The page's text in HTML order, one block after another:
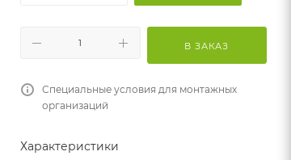
В ЗАКАЗ
Специальные условия для монтажных
организаций
Характеристики